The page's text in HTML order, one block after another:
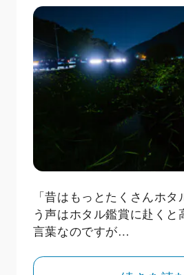
「昔はもっとたくさんホ
う声はホタル鑑賞に赴くと
言葉なのですが…